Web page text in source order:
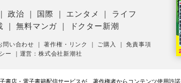
政治 国際 エンタメ
ライフ
｜無料マンガ ドクター新潮
問い合わせ ｜著作権・リンク ご購入 ｜免責事項
ー 運営：株式会社新潮社
書店・電子書籍配信サービスが、著作権者からコンテンツ使用許諾